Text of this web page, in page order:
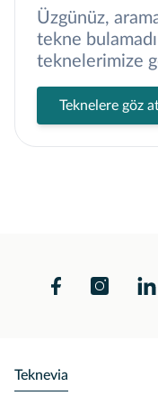
Üzgünüz,
tekne
teknelerimize
Teknelere göz
Teknevia